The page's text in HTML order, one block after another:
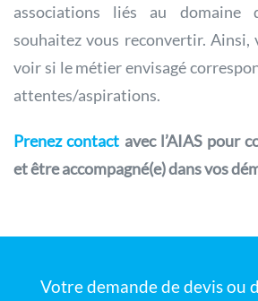
associations liés au domaine
souhaitez vous reconvertir. Ainsi,
voir si le métier envisagé
attentes/aspirations.
Prenez contact avec l’AIAS pour
et être accompagné(e) dans vos
Votre demande de devis ou